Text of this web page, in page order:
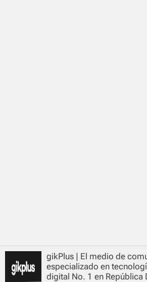
gikPlus | El medio de
especializado en
digital No. 1 en República